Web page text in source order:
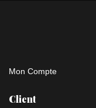
Mon Compte
Client